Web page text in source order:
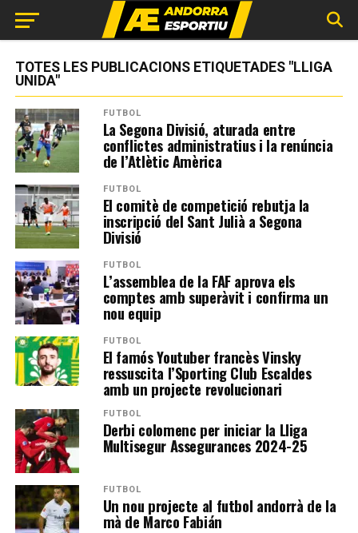
TOTES LES PUBLICACIONS ETIQUETADES "LLIGA
UNIDA"
FUTBOL
La Segona Divisió, aturada entre
conflictes administratius i la renúncia
de l’Atlètic Amèrica
FUTBOL
El comitè de competició rebutja la
inscripció del Sant Julià a Segona
Divisió
FUTBOL
L’assemblea de la FAF aprova els
comptes amb superàvit i confirma un
nou equip
FUTBOL
El famós Youtuber francès Vinsky
ressuscita l’Sporting Club Escaldes
amb un projecte revolucionari
FUTBOL
Derbi colomenc per iniciar la Lliga
Multisegur Assegurances 2024-25
FUTBOL
Un nou projecte al futbol andorrà de la
mà de Marco Fabián